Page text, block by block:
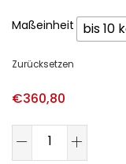
Maßeinheit bis 10
Zurücksetzen
€360,80